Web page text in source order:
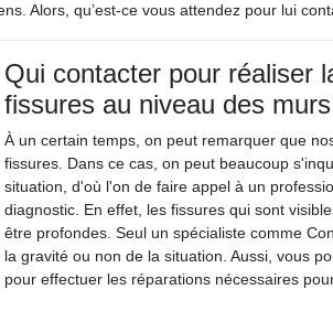
Alors, qu’est-ce vous attendez pour lui
Qui contacter pour réaliser
fissures au niveau des
À un certain temps, on peut remarquer que
fissures. Dans ce cas, on peut beaucoup
situation, d'où l'on de faire appel à un
diagnostic. En effet, les fissures qui sont
être profondes. Seul un spécialiste comme
la gravité ou non de la situation. Aussi, vous
pour effectuer les réparations nécessaires